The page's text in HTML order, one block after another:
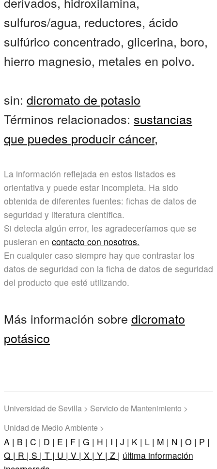
sulfuros/agua, reductores, ácido
sulfúrico concentrado, glicerina, boro,
hierro magnesio, metales en polvo.
sin: dicromato de potasio
Términos relacionados: sustancias
que puedes producir cáncer,
La información reflejada en estos listados es
orientativa y puede estar incompleta. Ha sido
obtenida de diferentes fuentes: fichas de datos de
seguridad y literatura científica.
Si detecta algún error, les agradeceríamos que se
pusieran en contacto con nosotros.
En cualquier caso siempre hay que contrastar los
datos de seguridad con la ficha de datos de seguridad
del producto que esté utilizando.
Más información sobre dicromato
potásico
Universidad de Sevilla > Servicio de Mantenimiento >
Unidad de Medio Ambiente >
A | B | C | D | E | F | G | H | I | J | K | L | M | N | O | P |
Q | R | S | T | U | V | X | Y | Z | última información